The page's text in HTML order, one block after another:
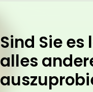
Sind Sie es
alles